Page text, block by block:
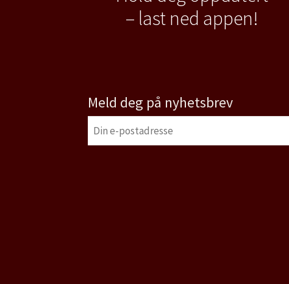
– last ned appen!
Meld deg på nyhetsbrev